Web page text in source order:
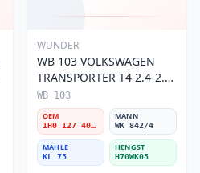
WUNDER
WB 103 VOLKSWAGEN
TRANSPORTER T4 2.4-2.5
MOTOR- CADDY E.M 1H0
127 401 C Yakıt/Mazot
Filtresi
WB 103
OEM
1H0 127 401 C
MANN
WK 842/4
MAHLE
KL 75
HENGST
H70WK05